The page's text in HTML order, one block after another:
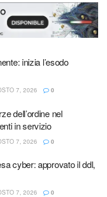
inizia l’esodo
7, 2026 0
dell’ordine nel
in servizio
7, 2026 0
cyber: approvato il ddl,
7, 2026 0